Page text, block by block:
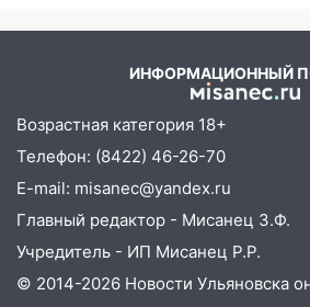
16:06 18-летняя девушка
15:59 Ульяновец отдал
миллионов рублей за
покровительство
15:32
На «кольце»
летнего мопедиста
15:00
В Ульяновске после
госпитализировали 25-
ИНФОРМАЦИОННЫЙ
Возрастная категория 18+
Телефон: (8422) 46-26-70
E-mail: misanec@yandex.ru
Главный редактор - Мисанец З.Ф.
Учредитель - ИП Мисанец Р.Р.
© 2014-2026 Новости Ульяновска